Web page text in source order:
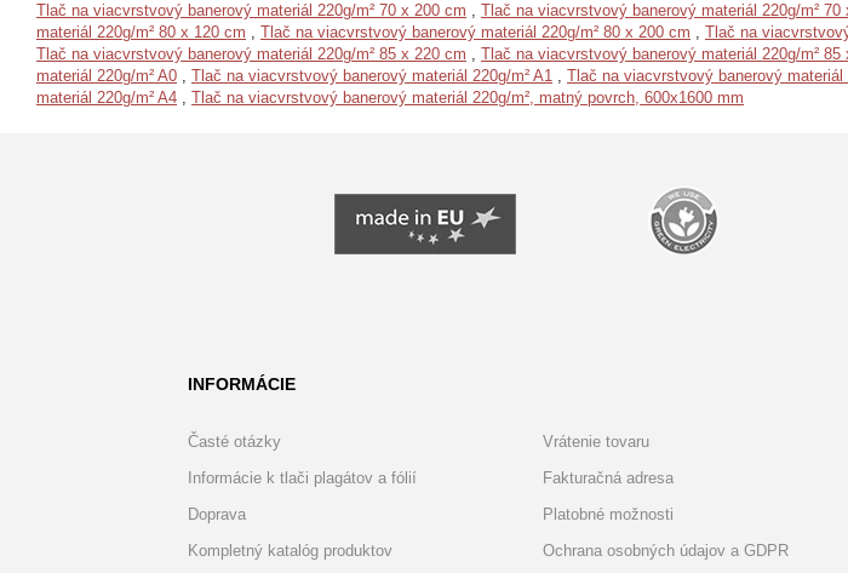
Tlač na viacvrstvový banerový materiál 220g/m² 70 x 200 cm , Tlač na viacvrstvový banerový materiál 220g/m² 70
materiál 220g/m² 80 x 120 cm , Tlač na viacvrstvový banerový materiál 220g/m² 80 x 200 cm , Tlač na
Tlač na viacvrstvový banerový materiál 220g/m² 85 x 220 cm , Tlač na viacvrstvový banerový materiál 220g/m² 85
materiál 220g/m² A0 , Tlač na viacvrstvový banerový materiál 220g/m² A1 , Tlač na viacvrstvový banerový materiál
materiál 220g/m² A4 , Tlač na viacvrstvový banerový materiál 220g/m², matný povrch, 600x1600 mm
INFORMÁCIE
Časté otázky
Informácie k tlači plagátov a fólií
Doprava
Kompletný katalóg produktov
Vrátenie tovaru
Fakturačná adresa
Platobné možnosti
Ochrana osobných údajov a GDPR